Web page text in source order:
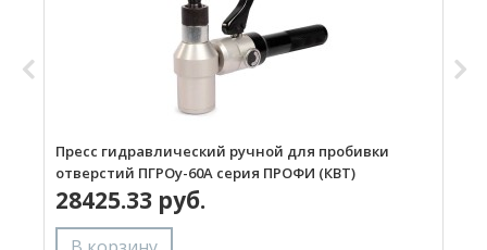
Пресс гидравлический ручной для пробивки
отверстий ПГРОу-60А серия ПРОФИ (КВТ)
28425.33 руб.